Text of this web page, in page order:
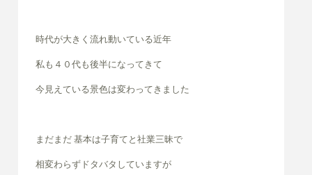
時代が大きく流れ動いている近年
私も４０代も後半になってきて
今見えている景色は変わってきました
まだまだ 基本は子育てと社業三昧で
相変わらずドタバタしていますが